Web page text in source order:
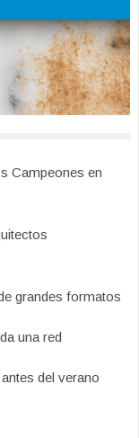
Campeones en
grandes formatos
una red
del verano